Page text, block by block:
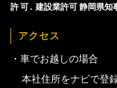
建設業許可 静岡県知
アクセス
車でお越しの場合
本社住所をナビで登